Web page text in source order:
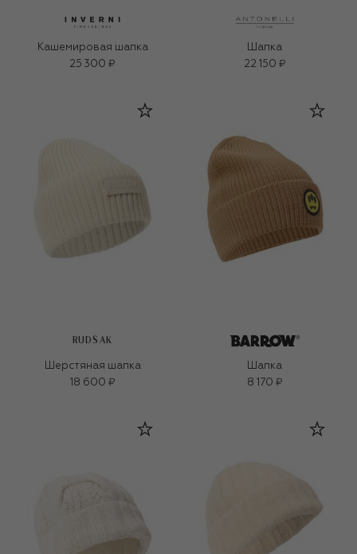
Кашемировая шапка
25 300 ₽
Шапка
22 150 ₽
RUDSAK
Шерстяная шапка
18 600 ₽
Шапка
8 170 ₽